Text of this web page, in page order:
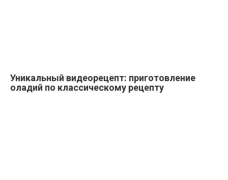
Уникальный видеорецепт: приготовление
оладий по классическому рецепту